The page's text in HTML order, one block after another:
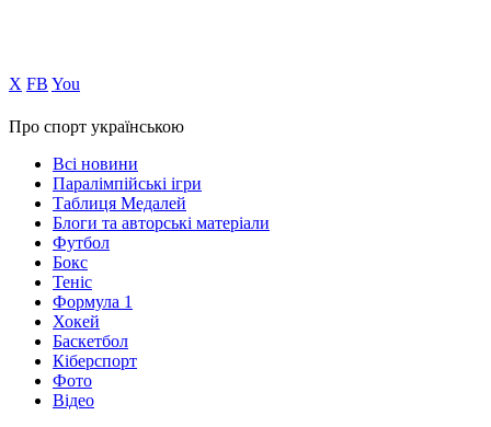
Х FB You
Про спорт українською
Всі новини
Паралімпійські ігри
Таблиця Медалей
Блоги та авторські матеріали
Футбол
Бокс
Теніс
Формула 1
Хокей
Баскетбол
Кіберспорт
Фото
Відео